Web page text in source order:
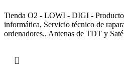
Tienda O2 - LOWI - DIGI -
informática, Servicio técnico de
ordenadores.. Antenas de TDT y